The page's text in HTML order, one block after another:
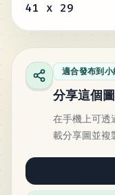
41 x 29
適合發布到小
分享這個
在手機上可透
載分享圖並複